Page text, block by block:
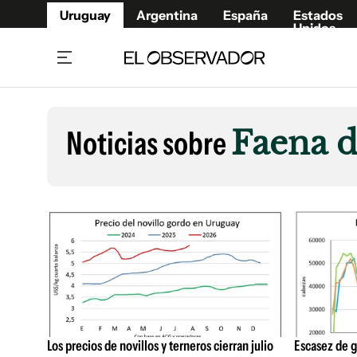
Uruguay Argentina España
Estados
Unidos
Beneficios Member
Café y Negocios
Economía y Empresas
Agro
Brand Studio
Mundo
Cultura y Espectáculos
España
Noticias sobreFaena
Los precios de novillos y terneros cierran julio
Escasez de